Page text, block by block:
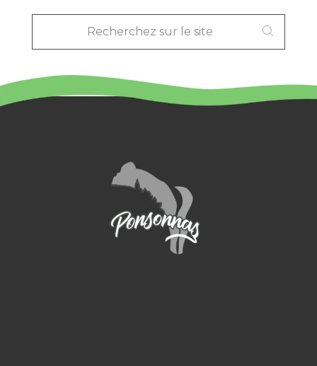
LE
SITE